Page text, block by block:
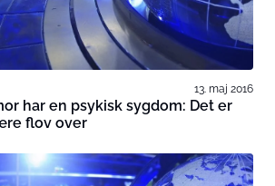
13. maj 2016
har en psykisk sygdom: Det er
flov over